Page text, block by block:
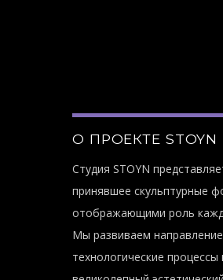
О ПРОЕКТЕ STOYN
Студия STOYN
принявшее скульптурные
отображающими роль
Мы развиваем
технологические